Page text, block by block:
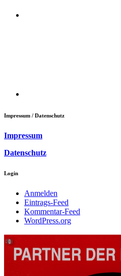
Impressum / Datenschutz
Impressum
Datenschutz
Login
Anmelden
Eintrags-Feed
Kommentar-Feed
WordPress.org